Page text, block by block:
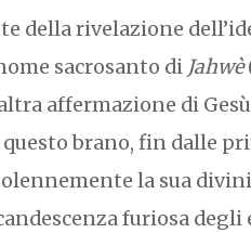
della rivelazione
sacrosanto di Jahwè
affermazione di
questo brano, fin dalle
la sua
furiosa degli